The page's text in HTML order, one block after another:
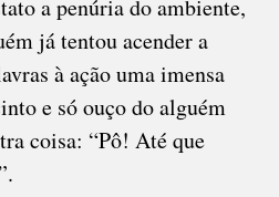
a penúria do ambiente,
já tentou acender a
à ação uma imensa
e só ouço do alguém
coisa: “Pô! Até que